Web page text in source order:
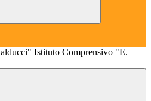
Istituto Comprensivo "E.